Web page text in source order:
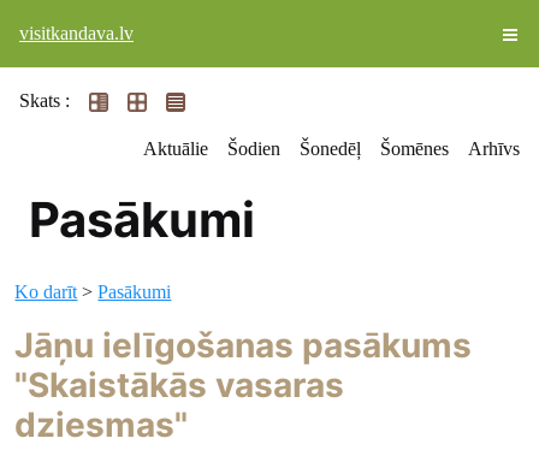
visitkandava.lv
Skats :
Aktuālie Šodien Šonedēļ Šomēnes Arhīvs
Pasākumi
Ko darīt >Pasākumi
Jāņu ielīgošanas pasākums
"Skaistākās vasaras
dziesmas"